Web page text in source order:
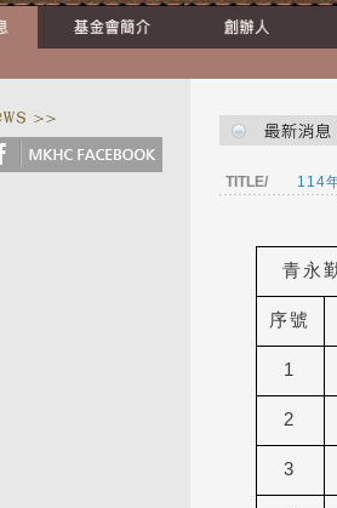
TITLE/ 114
青永
序號
1
2
3